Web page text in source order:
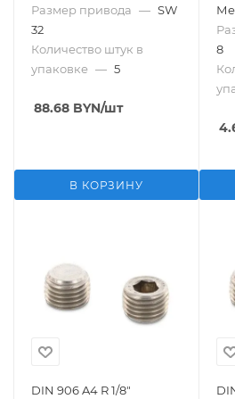
Размер привода — SW
32
Количество штук в
упаковке — 5
88.68 BYN/шт
В КОРЗИНУ
8
DIN 906 A4 R 1/8"